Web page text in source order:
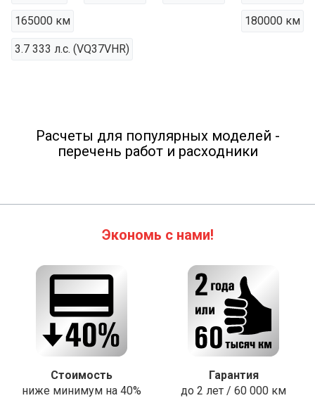
165000 км 180000 км
3.7 333 л.с. (VQ37VHR)
Расчеты для популярных моделей -
перечень работ и расходники
Экономь с нами!
Стоимость
ниже минимум на 40%
Гарантия
до 2 лет / 60 000 км